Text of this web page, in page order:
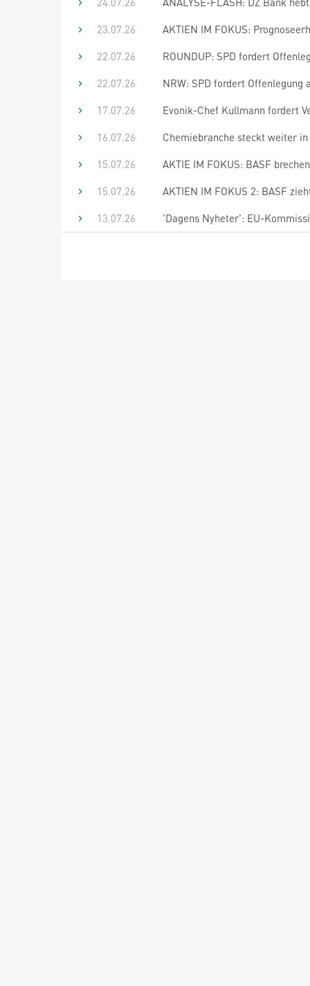
23.07.26
AKTIEN IM FOKUS:
22.07.26
ROUNDUP: SPD fordert
22.07.26
NRW: SPD fordert
17.07.26
Evonik-Chef Kullmann fordert
16.07.26
Chemiebranche steckt weiter
15.07.26
AKTIE IM FOKUS: BASF
15.07.26
AKTIEN IM FOKUS 2: BASF
13.07.26
'Dagens Nyheter': EU-